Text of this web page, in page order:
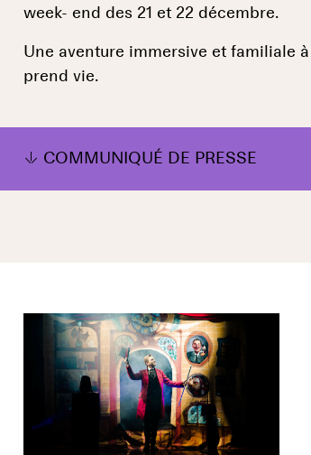
week- end des 21 et 22 décembre.
Une aventure immersive et familiale
prend vie.
COMMUNIQUÉ DE PRESSE